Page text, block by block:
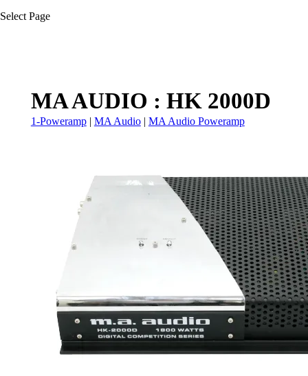
Select Page
MA AUDIO : HK 2000D
1-Poweramp| MA Audio| MA Audio Poweramp